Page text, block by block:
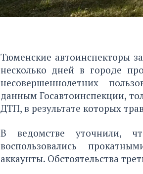
Тюменские автоинспекторы
несколько дней в городе
несовершеннолетних
данным Госавтоинспекции,
ДТП, в результате которых
В ведомстве уточнили,
воспользовались
аккаунты. Обстоятельства